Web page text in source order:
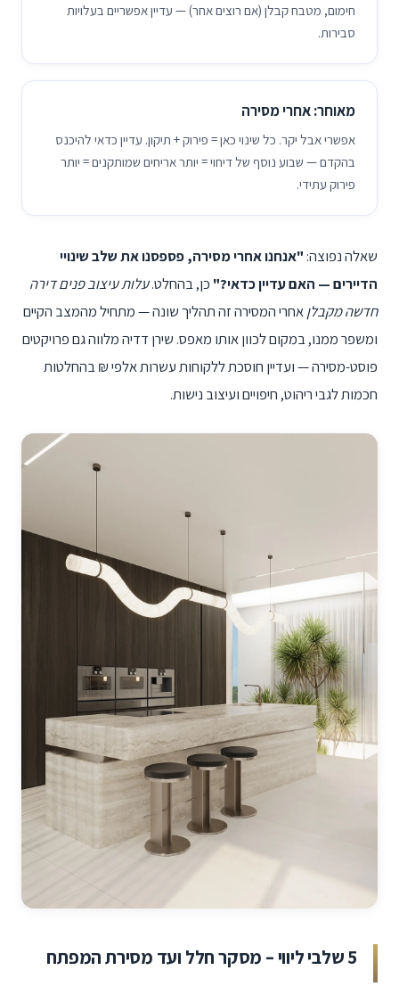
חימום, מטבח קבלן (אם רוצים אחר) — עדיין אפשריים בעלויות
סבירות.
מאוחר: אחרי מסירה
אפשרי אבל יקר. כל שינוי כאן = פירוק + תיקון. עדיין כדאי להיכנס
בהקדם — שבוע נוסף של דיחוי = יותר אריחים שמותקנים = יותר
פירוק עתידי.
שאלה נפוצה: "אנחנו אחרי מסירה, פספסנו את שלב שינויי
הדיירים — האם עדיין כדאי?" כן, בהחלט.עלות עיצוב פנים דירה
חדשה מקבלןאחרי המסירה זה תהליך שונה — מתחיל מהמצב הקיים
ומשפר ממנו, במקום לכוון אותו מאפס. שירן דדיה מלווה גם פרויקטים
פוסט-מסירה — ועדיין חוסכת ללקוחות עשרות אלפי ₪ בהחלטות
חכמות לגבי ריהוט, חיפויים ועיצוב נישות.
5 שלבי ליווי – מסקר חלל ועד מסירת המפתח